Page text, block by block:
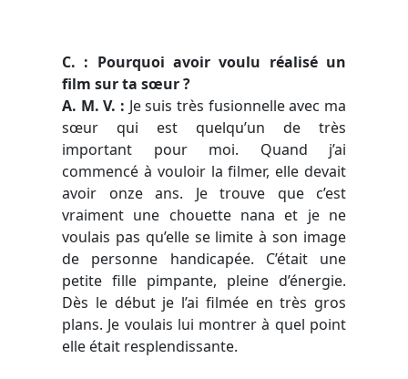
C. : Pourquoi avoir voulu réalisé un
film sur ta sœur ?
A. M. V. : Je suis très fusionnelle avec ma
sœur qui est quelqu’un de très
important pour moi. Quand j’ai
commencé à vouloir la filmer, elle devait
avoir onze ans. Je trouve que c’est
vraiment une chouette nana et je ne
voulais pas qu’elle se limite à son image
de personne handicapée. C’était une
petite fille pimpante, pleine d’énergie.
Dès le début je l’ai filmée en très gros
plans. Je voulais lui montrer à quel point
elle était resplendissante.